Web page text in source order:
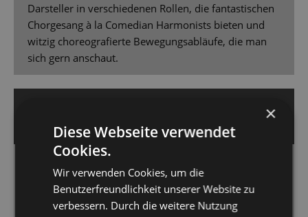
Darsteller in verschiedenen Rollen, die fantastischen
Chorgesang à la Comedian Harmonists bieten und
witzig choreografierte Bewegungsabläufe, die man
sich gern anschaut.
DRESDNER MORGENPOST
Einsame Diva
Glanz, Glamour und eine Prise Humor – mit
„Kinostar!“ startet die Staatsoperette Dresden ihre
×
Diese Webseite verwendet
Cookies.
Wir verwenden Cookies, um die
Benutzerfreundlichkeit unserer Website zu
verbessern. Durch die weitere Nutzung